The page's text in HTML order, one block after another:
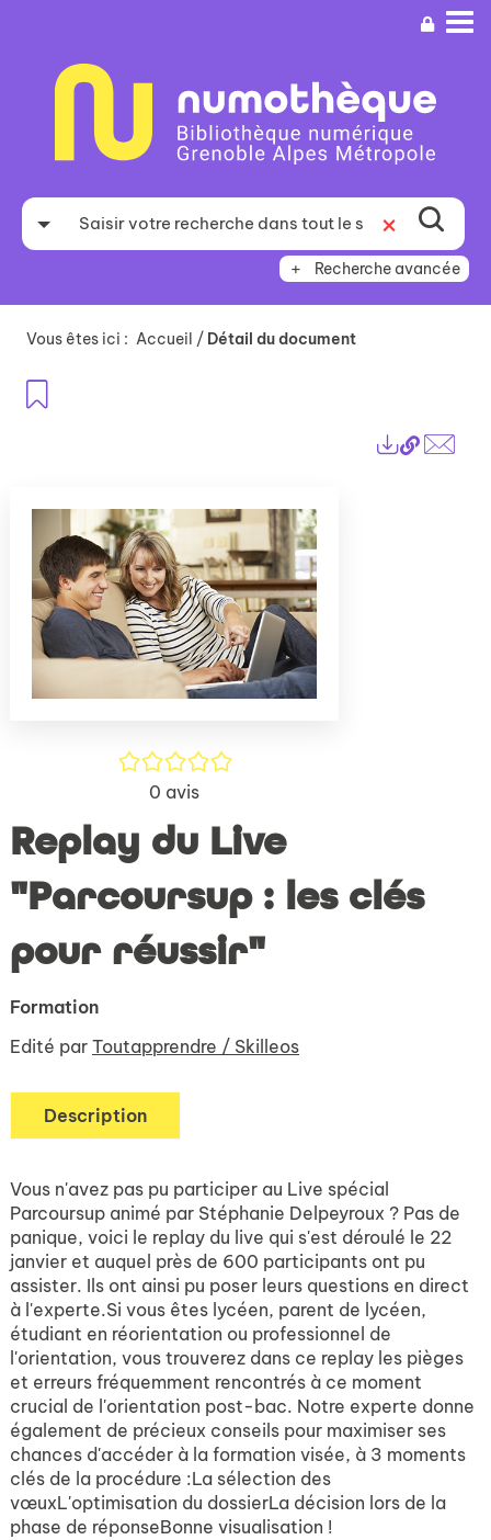
recherche
Recherche avancée
Vous êtes ici : Accueil / Détail du document
Lien
/5
0 avis
Replay du Live
"Parcoursup : les clés
pour réussir"
Formation
Edité par Toutapprendre / Skilleos
Description
Vous n'avez pas pu participer au Live spécial
Parcoursup animé par Stéphanie Delpeyroux ? Pas de
panique, voici le replay du live qui s'est déroulé le 22
janvier et auquel près de 600 participants ont pu
assister. Ils ont ainsi pu poser leurs questions en direct
à l'experte.Si vous êtes lycéen, parent de lycéen,
étudiant en réorientation ou professionnel de
l'orientation, vous trouverez dans ce replay les pièges
et erreurs fréquemment rencontrés à ce moment
crucial de l'orientation post-bac. Notre experte donne
également de précieux conseils pour maximiser ses
chances d'accéder à la formation visée, à 3 moments
clés de la procédure :La sélection des
vœuxL'optimisation du dossierLa décision lors de la
phase de réponseBonne visualisation !